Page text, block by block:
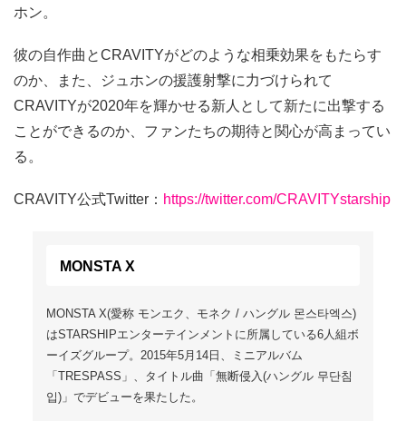
ホン。
彼の自作曲とCRAVITYがどのような相乗効果をもたらす
のか、また、ジュホンの援護射撃に力づけられて
CRAVITYが2020年を輝かせる新人として新たに出撃する
ことができるのか、ファンたちの期待と関心が高まってい
る。
CRAVITY公式Twitter： https://twitter.com/CRAVITYstarship
MONSTA X
MONSTA X(愛称 モンエク、モネク / ハングル 몬스타엑스)
はSTARSHIPエンターテインメントに所属している6人組ボ
ーイズグループ。2015年5月14日、ミニアルバム
「TRESPASS」、タイトル曲「無断侵入(ハングル 무단침
입)」でデビューを果たした。